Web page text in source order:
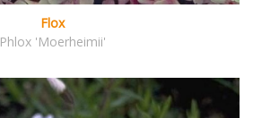
Flox
Phlox 'Moerheimii'